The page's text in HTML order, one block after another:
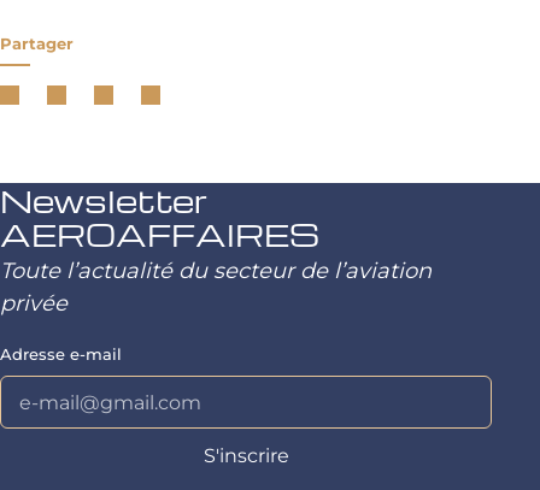
Partager
Newsletter
AEROAFFAIRES
Toute l’actualité du secteur de l’aviation
privée
Adresse e-mail